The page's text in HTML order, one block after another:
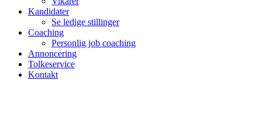
Kandidater
Se ledige stillinger
Coaching
Personlig job coaching
Annoncering
Tolkeservice
Kontakt